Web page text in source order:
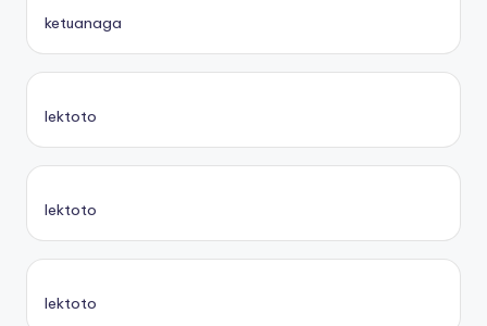
ketuanaga
lektoto
lektoto
lektoto